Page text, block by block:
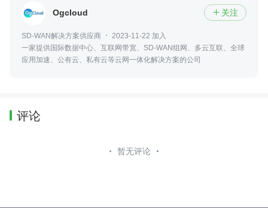
Ogcloud  关注
SD-WAN解决方案供应商
2023-11-22 加入
一家提供国际数据中心、互联网带宽、SD-WAN组网、多云互联、全球
应用加速、公有云、私有云等云网一体化解决方案的公司
评论
暂无评论